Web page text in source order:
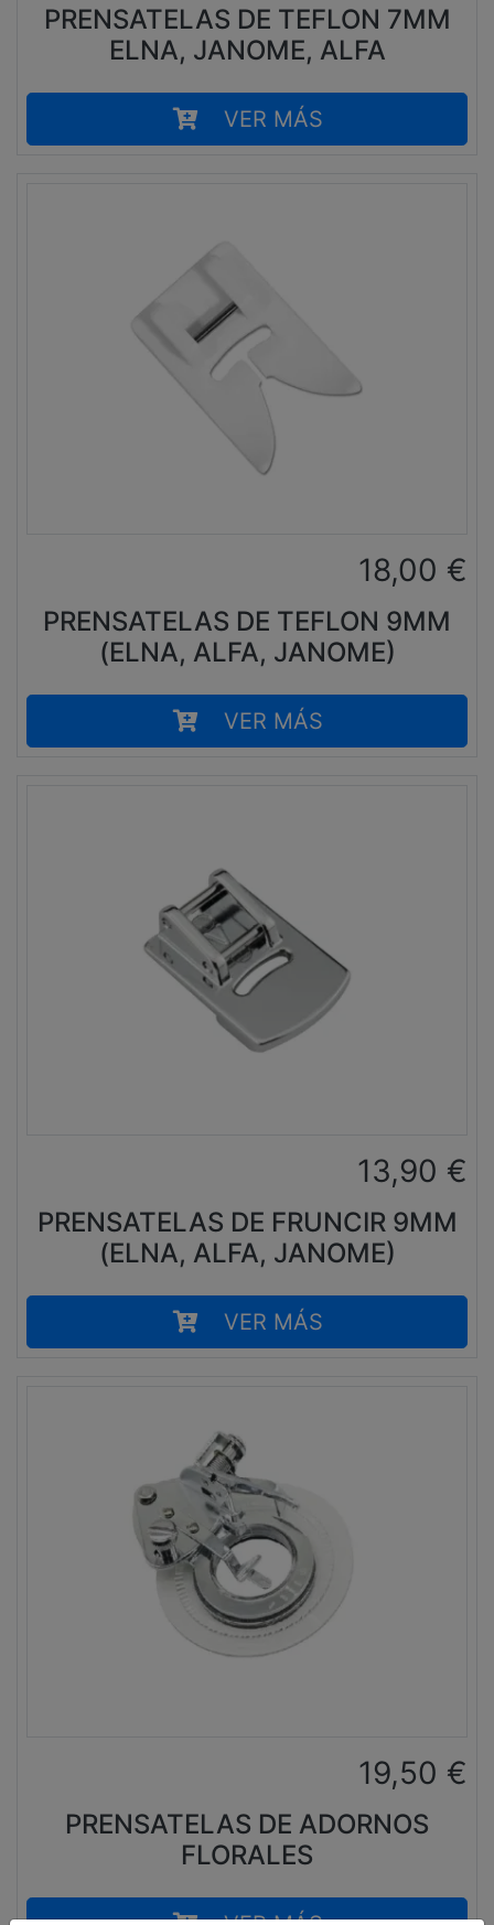
PRENSATELAS DE TEFLON 7MM
ELNA, JANOME, ALFA
VER MÁS
18,00 €
PRENSATELAS DE TEFLON 9MM
(ELNA, ALFA, JANOME)
VER MÁS
13,90 €
PRENSATELAS DE FRUNCIR 9MM
(ELNA, ALFA, JANOME)
VER MÁS
19,50 €
PRENSATELAS DE ADORNOS
FLORALES